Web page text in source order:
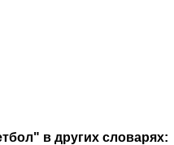
в других словарях: